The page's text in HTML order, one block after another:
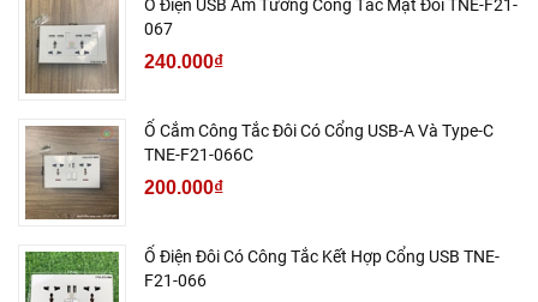
Ổ Điện USB Âm Tường Công Tắc Mặt Đôi TNE-F21-
067
240.000₫
Ổ Cắm Công Tắc Đôi Có Cổng USB-A Và Type-C
TNE-F21-066C
200.000₫
Ổ Điện Đôi Có Công Tắc Kết Hợp Cổng USB TNE-
F21-066